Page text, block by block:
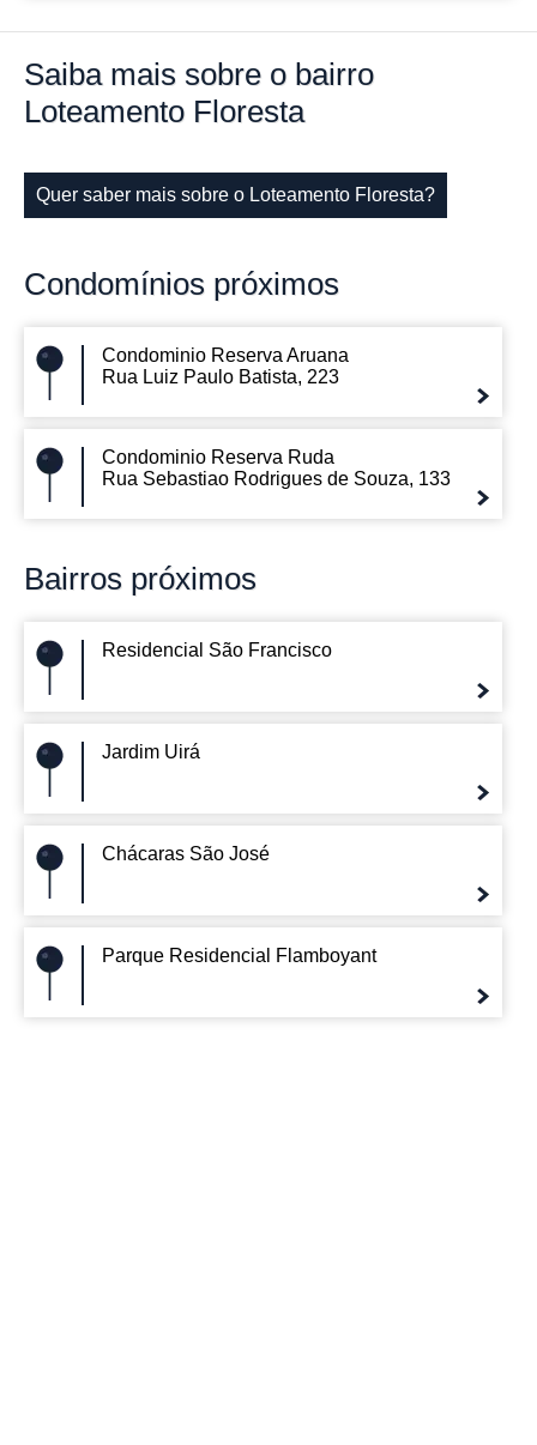
Saiba mais sobre o bairro
Loteamento Floresta
Quer saber mais sobre o Loteamento Floresta?
Condomínios próximos
Condominio Reserva Aruana
Rua Luiz Paulo Batista, 223
Condominio Reserva Ruda
Rua Sebastiao Rodrigues de Souza, 133
Bairros próximos
Residencial São Francisco
Jardim Uirá
Chácaras São José
Parque Residencial Flamboyant